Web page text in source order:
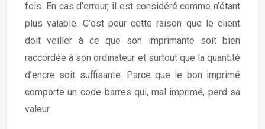
fois. En cas d’erreur, il est considéré comme n’étant
plus valable. C’est pour cette raison que le client
doit veiller à ce que son imprimante soit bien
raccordée à son ordinateur et surtout que la quantité
d’encre soit suffisante. Parce que le bon imprimé
comporte un code-barres qui, mal imprimé, perd sa
valeur.